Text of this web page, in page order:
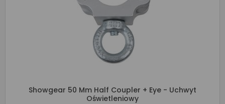
Showgear 50 Mm Half Coupler + Eye - Uchwyt
Oświetleniowy